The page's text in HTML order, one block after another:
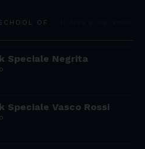
OF
Speciale Negrita
Speciale Vasco Rossi